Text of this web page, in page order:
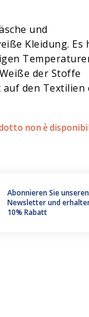
und
Kleidung. Es
der Stoffe
den Textilien
non è
Abonnieren Sie unseren
Newsletter und
10% Rabatt